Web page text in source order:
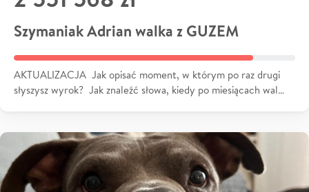
Szymaniak Adrian walka z GUZEM
AKTUALIZACJA Jak opisać moment, w którym po raz drugi
słyszysz wyrok? Jak znaleźć słowa, kiedy po miesiącach wal…